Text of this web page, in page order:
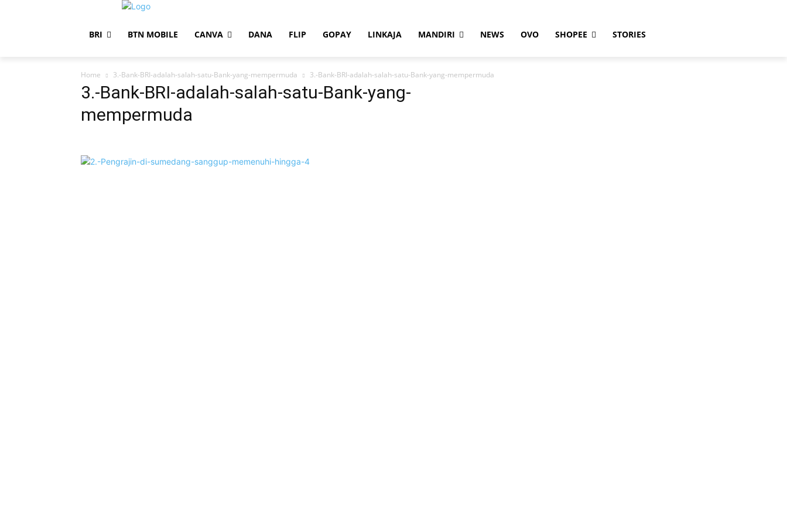
BRI BTN MOBILE CANVA DANA FLIP GOPAY LINKAJA MANDIRI NEWS OVO SHOPEE STORIES
Home 3.-Bank-BRI-adalah-salah-satu-Bank-yang-mempermuda 3.-Bank-BRI-adalah-salah-satu-Bank-yang-mempermuda
3.-Bank-BRI-adalah-salah-satu-Bank-yang-
mempermuda